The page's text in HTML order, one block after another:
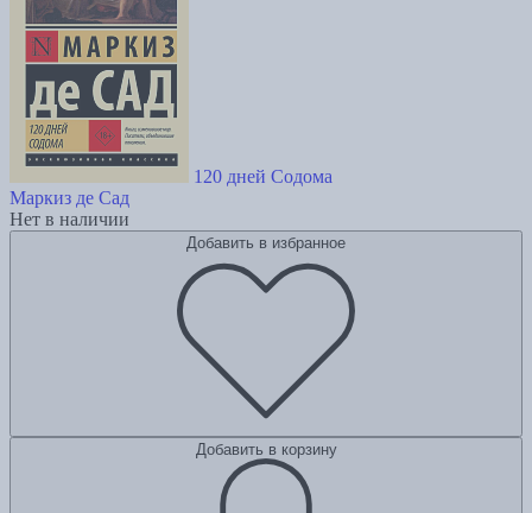
120 дней Содома
Маркиз де Сад
Нет в наличии
Добавить в избранное
Добавить в корзину